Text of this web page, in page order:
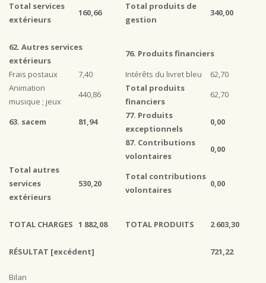
Total services
extérieurs
160,66
Total produits de
gestion
340,00
62. Autres services
extérieurs
76. Produits financiers
Frais postaux
7,40 Intérêts du livret bleu
62,70
Animation
musique ; jeux
440,86
Total produits
financiers
62,70
63. sacem 81,94
77. Produits
exceptionnels
0,00
87. Contributions
volontaires
0,00
Total autres
services
extérieurs
530,20
Total contributions
volontaires
0,00
TOTAL CHARGES 1 882,08 TOTAL PRODUITS 2 603,30
RÉSULTAT [excédent] 721,22
Bilan